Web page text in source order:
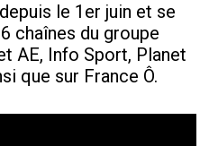
le 1er juin et se
chaînes du groupe
AE, Info Sport, Planet
que sur France Ô.